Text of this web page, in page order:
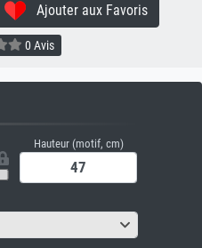
Ajouter aux Favoris
0 Avis
Hauteur (motif, cm)